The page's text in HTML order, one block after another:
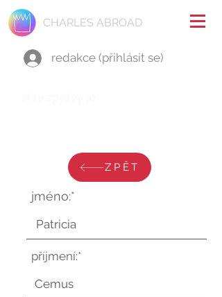
CHARLES ABROAD
redakce (přihlásit se)
ZPĚT
jméno:*
příjmení:*